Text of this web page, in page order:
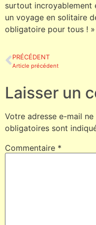
surtout incroyablement
un voyage en solitaire
obligatoire pour tous ! »
PRÉCÉDENT
Article précédent
Laisser un
Votre adresse e-mail
obligatoires sont
Commentaire *